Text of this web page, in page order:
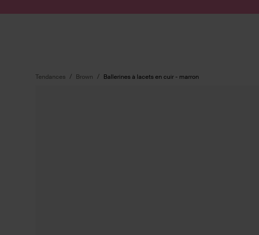
Tendances Brown Ballerines à lacets en cuir - marron